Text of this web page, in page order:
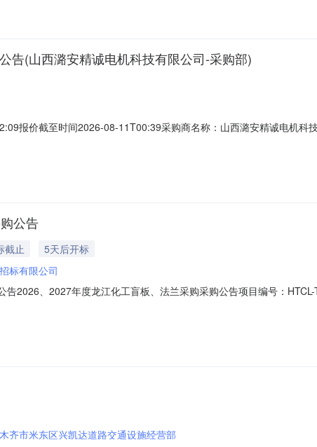
告(山西潞安精诚电机科技有限公司-采购部)
报价截至时间2026-08-11T00:39采购商名称：山西潞安精诚电机科
公告
截止
5天后开标
标有限公司
2026、2027年度龙江化工盲板、法兰采购采购公告项目编号：
采购代理机构：黑龙江省招标有限公司1.4采购项目资金落实情况：已
齐市米东区兴凯达道路交通设施经营部